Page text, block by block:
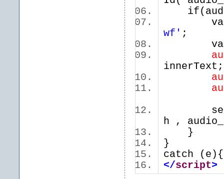
wf' ;
h ,
}
}
catch
</script>